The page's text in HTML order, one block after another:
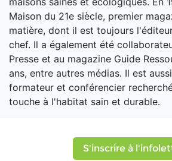
Maison du 21e siècle, premier
matière, dont il est toujours
chef. Il a également été
Presse et au magazine Guide
ans, entre autres médias. Il est
formateur et conférencier
touche à l'habitat sain et durable.
S'inscrire à